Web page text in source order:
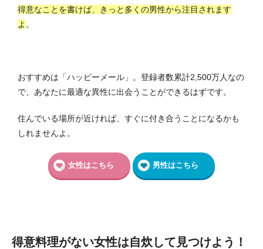
得意なことを書けば、きっと多くの男性から注目されます
よ 。
おすすめは「ハッピーメール」。登録者数累計2,500万人なの
で、あなたに最適な異性に出会うことができるはずです。
住んでいる場所が近ければ、すぐに付き合うことになるかも
しれませんよ。
女性はこちら 男性はこちら
得意料理がない女性は自炊して見つけよう！